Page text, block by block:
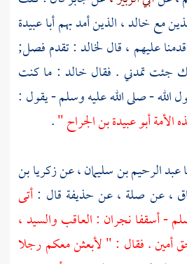
معخالد ،الذين أمد بهمأبا عبيدة
عليهم ، قاللخالد: تقدم فصل;
جئت تمدني . فقال خالد : ما كنت
- صلى الله عليه وسلم - يقول :
الأمةأبو عبيدة بن الجراح ".
عبد الرحيم بن سليمان ،عنزكريا بن
،عن صلة ،عنحذيفة قال :أتى
- أسقفا نجران :العاقبوالسيد،
أمين . فقال : " لأبعثن معكم رجلا